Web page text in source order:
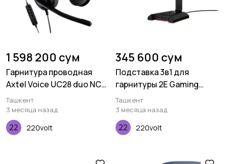
1 598 200 сум
Гарнитура проводная
Axtel Voice UC28 duo NC
(USB)
Ташкент
3 месяца назад
220volt
345 600 сум
Подставка 3в1 для
гарнитуры 2E Gaming
GST320 RGB 7.1 USB Black
Ташкент
3 месяца назад
220volt